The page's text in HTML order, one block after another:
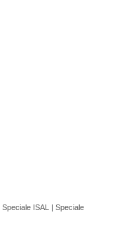
Speciale ISAL | Speciale